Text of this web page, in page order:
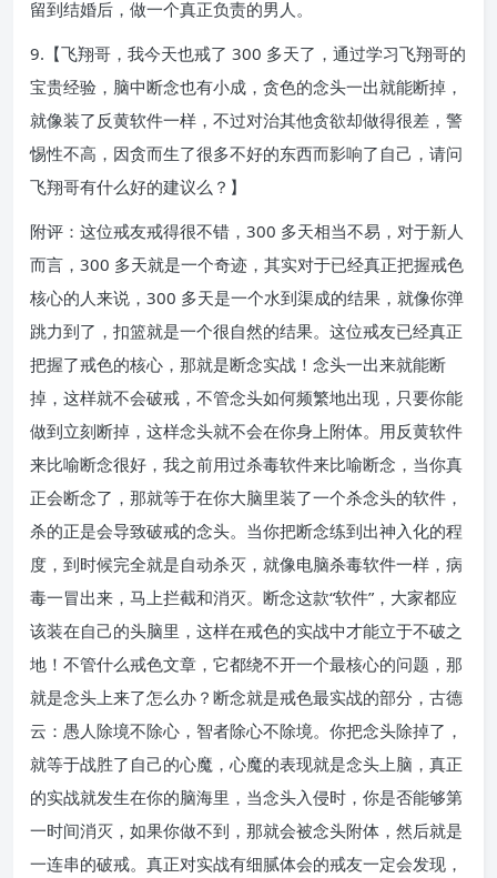
留到结婚后，做一个真正负责的男人。
9.【飞翔哥，我今天也戒了 300 多天了，通过学习飞翔哥的
宝贵经验，脑中断念也有小成，贪色的念头一出就能断掉，
就像装了反黄软件一样，不过对治其他贪欲却做得很差，警
惕性不高，因贪而生了很多不好的东西而影响了自己，请问
飞翔哥有什么好的建议么？】
附评：这位戒友戒得很不错，300 多天相当不易，对于新人
而言，300 多天就是一个奇迹，其实对于已经真正把握戒色
核心的人来说，300 多天是一个水到渠成的结果，就像你弹
跳力到了，扣篮就是一个很自然的结果。这位戒友已经真正
把握了戒色的核心，那就是断念实战！念头一出来就能断
掉，这样就不会破戒，不管念头如何频繁地出现，只要你能
做到立刻断掉，这样念头就不会在你身上附体。用反黄软件
来比喻断念很好，我之前用过杀毒软件来比喻断念，当你真
正会断念了，那就等于在你大脑里装了一个杀念头的软件，
杀的正是会导致破戒的念头。当你把断念练到出神入化的程
度，到时候完全就是自动杀灭，就像电脑杀毒软件一样，病
毒一冒出来，马上拦截和消灭。断念这款“软件”，大家都应
该装在自己的头脑里，这样在戒色的实战中才能立于不破之
地！不管什么戒色文章，它都绕不开一个最核心的问题，那
就是念头上来了怎么办？断念就是戒色最实战的部分，古德
云：愚人除境不除心，智者除心不除境。你把念头除掉了，
就等于战胜了自己的心魔，心魔的表现就是念头上脑，真正
的实战就发生在你的脑海里，当念头入侵时，你是否能够第
一时间消灭，如果你做不到，那就会被念头附体，然后就是
一连串的破戒。真正对实战有细腻体会的戒友一定会发现，